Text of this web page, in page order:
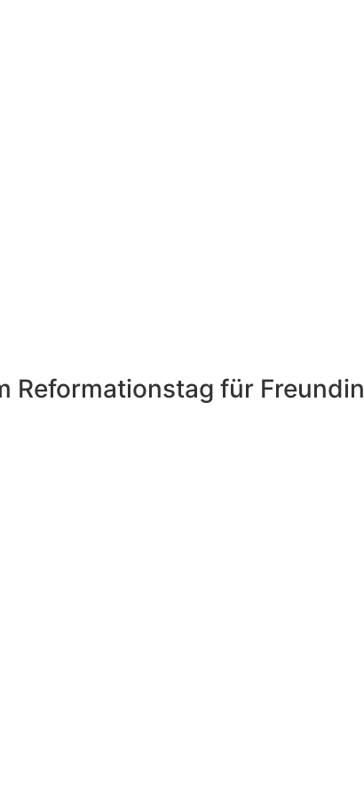
Reformationstag für Freundin